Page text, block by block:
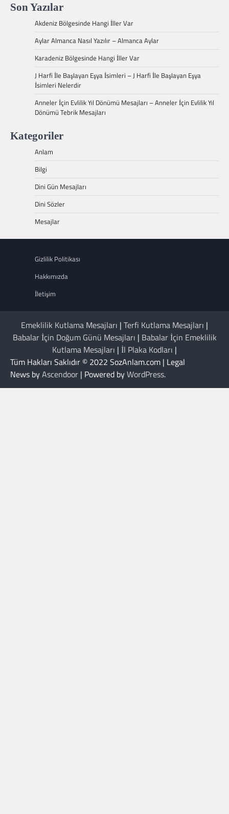
Son Yazılar
Akdeniz Bölgesinde Hangi İller Var
Aylar Almanca Nasıl Yazılır – Almanca Aylar
Karadeniz Bölgesinde Hangi İller Var
J Harfi İle Başlayan Eşya İsimleri – J Harfi İle Başlayan Eşya
İsimleri Nelerdir
Anneler İçin Evlilik Yıl Dönümü Mesajları – Anneler İçin Evlilik Yıl
Dönümü Tebrik Mesajları
Kategoriler
Anlam
Bilgi
Dini Gün Mesajları
Dini Sözler
Mesajlar
Gizlilik Politikası
Hakkımızda
İletişim
Emeklilik Kutlama Mesajları | Terfi Kutlama Mesajları |
Babalar İçin Doğum Günü Mesajları | Babalar İçin Emeklilik
Kutlama Mesajları | İl Plaka Kodları |
Tüm Hakları Saklıdır © 2022 SozAnlam.com | Legal
News byAscendoor | Powered byWordPress.